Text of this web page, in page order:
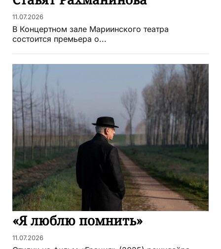
11.07.2026
В Концертном зале Мариинского театра
состоится премьера о...
«Я люблю помнить»
11.07.2026